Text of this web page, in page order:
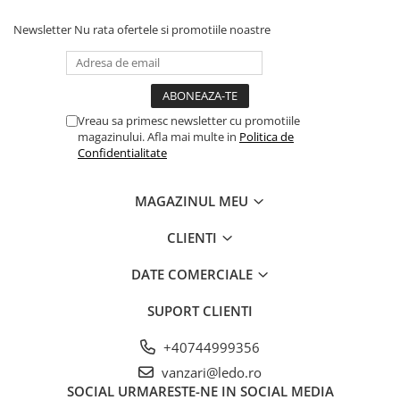
Newsletter Nu rata ofertele si promotiile noastre
Vreau sa primesc newsletter cu promotiile
magazinului. Afla mai multe in Politica de
Confidentialitate
MAGAZINUL MEU
CLIENTI
DATE COMERCIALE
SUPORT CLIENTI
+40744999356
vanzari@ledo.ro
SOCIAL URMARESTE-NE IN SOCIAL MEDIA